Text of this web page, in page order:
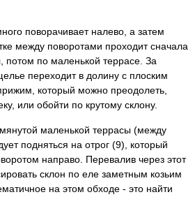
поворачивает налево, а затем
между поворотами проходит сначала
потом по маленькой террасе. За
переходит в долину с плоским
который можно преодолеть,
или обойти по крутому склону.
маленькой террасы (между
подняться на отрог (9), который
направо. Перевалив через этот
склон по еле заметным козьим
на этом обходе - это найти